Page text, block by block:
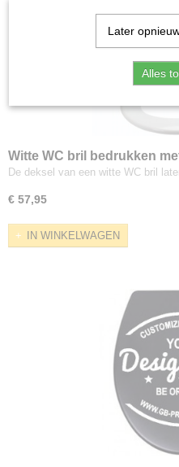
Witte WC bril bedrukken
De deksel van een witte WC bril
€ 57,95
IN WINKELWAGEN
Later
Alles